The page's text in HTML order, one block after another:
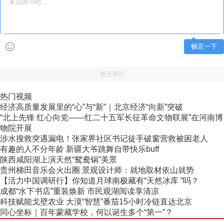
畅言一下
暂无评论
热门视频
经济高质量发展里的“心”与“新”｜北京经济“向新”突破
“北上先锋 红心向党——红二十五军长征革命文物联展”在河南博
物院开展
涉水搜救突遇漏电！张家界社区书记徒手破窗营救被困老人
有趣的人不分年龄 新疆大爷跳舞自带快乐buff
陕西咸阳湖上演天然“鸳鸯锅”美景
贵州梯田音乐会火出圈 景观设计师：就地取材依山就势
【活力中国调研行】你知道月球南极藏有“天然冰库 ”吗？
成都“水下书店”重装焕新 市民观湖阅读享清凉
科技赋能戈壁农业 大漠“智慧”番茄15小时冷链直达北京
同心坐标｜百年蒙藏学校，何以诞生多个“第一”？